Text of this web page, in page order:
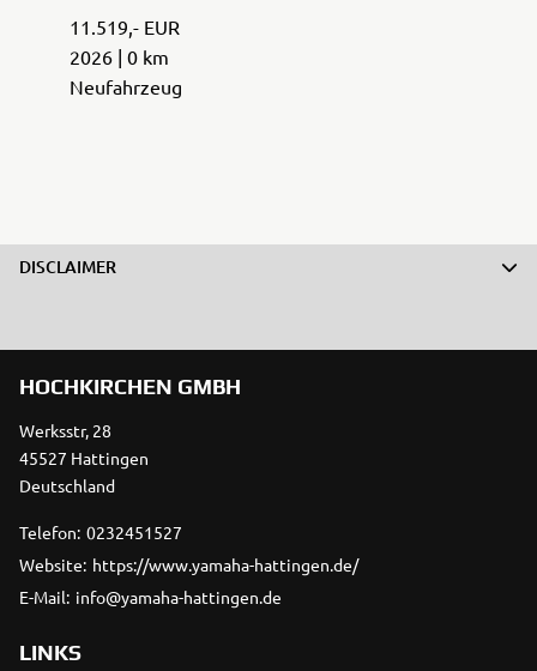
11.519,- EUR
2026 | 0 km
Neufahrzeug
DISCLAIMER
HOCHKIRCHEN GMBH
Werksstr, 28
45527 Hattingen
Deutschland
Telefon: 0232451527
Website: https://www.yamaha-hattingen.de/
E-Mail: info@yamaha-hattingen.de
LINKS